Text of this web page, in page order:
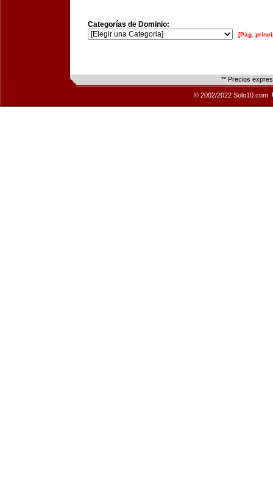
Categorías de Dominio:
[Pág.
** Precios
© 2002/2022 Solo10.com